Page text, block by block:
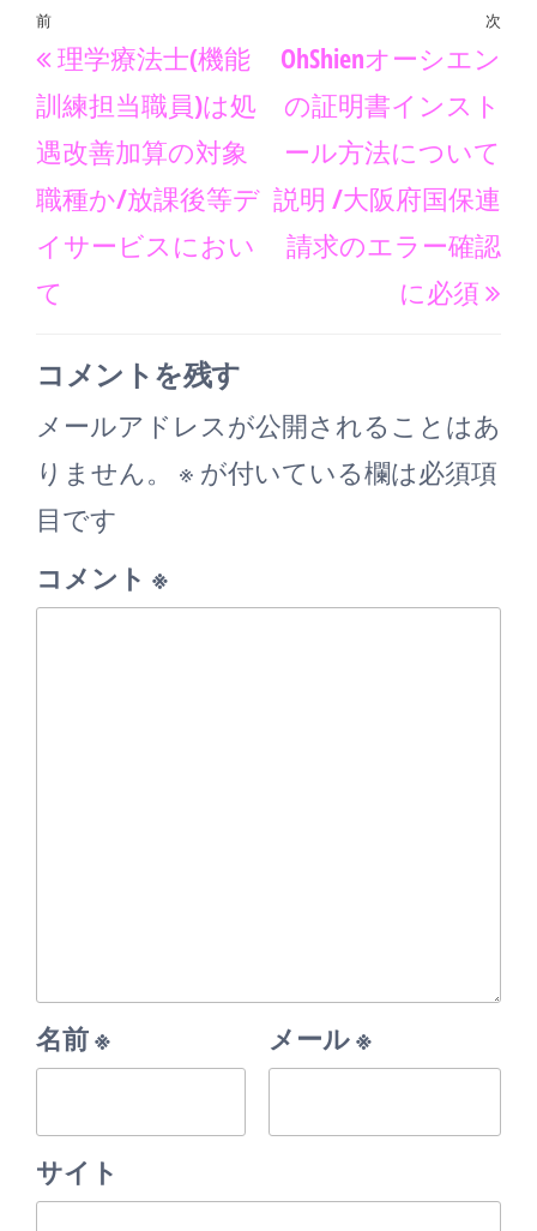
ok er
投
稿
ナ
ビ
ゲ
ー
シ
ョ
過
去
の
投
稿
前
理学療法士(機能
訓練担当職員)は処
遇改善加算の対象
職種か/放課後等デ
イサービスにおい
て
次
次
OhShienオーシエン
の証明書インスト
ール方法について
説明 /大阪府国保連
請求のエラー確認
に必須
コメントを残す
メールアドレスが公開されることはあ
りません。
※ が付いている欄は必須項
目です
コメント ※
名前※ メール※
サイト